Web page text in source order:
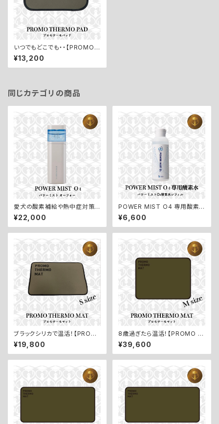
いつでもどこでも・・【PROMO
THERMO PAD／プロモサーモ
パッド】
¥13,200
同じカテゴリの商品
愛犬の酸素補給や熱中症対策
に！手のひらサイズの酸素カプセ
ル【POWER MIST O4／パワ
ーミストO4】
¥22,000
POWER MIST O4 専用酸素
水レフィル【パワーミストO4／高
濃度酸素水レフィル】
¥6,600
ブラックシリカで温活！【PROM
O THERMO MAT／プロモサ
ーモマット：Sサイズ】
¥19,800
8歳過ぎたら温活！【PROMO T
HERMO MAT／プロモサーモ
マット：Mサイズ】
¥39,600